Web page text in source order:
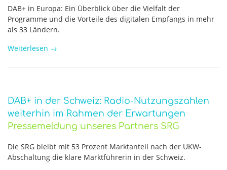
DAB+ in Europa: Ein Überblick über die Vielfalt der
Programme und die Vorteile des digitalen Empfangs in mehr
als 33 Ländern.
Weiterlesen →
DAB+ in der Schweiz: Radio-Nutzungszahlen
weiterhin im Rahmen der Erwartungen
Pressemeldung unseres Partners SRG
Die SRG bleibt mit 53 Prozent Marktanteil nach der UKW-
Abschaltung die klare Marktführerin in der Schweiz.